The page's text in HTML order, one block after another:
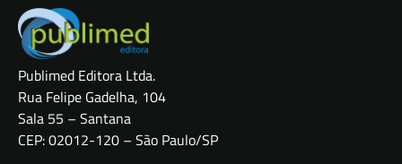
Publimed Editora Ltda.
Rua Felipe Gadelha, 104
Sala 55 – Santana
CEP: 02012-120 – São Paulo/SP